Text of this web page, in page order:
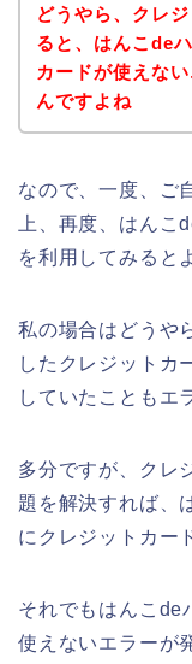
どうやら、クレ
ると、はんこde
カードが使えな
んですよね
なので、一度、ご
上、再度、はんこ
を利用してみると
私の場合はどうや
したクレジットカ
していたこともエ
多分ですが、クレ
題を解決すれば、
にクレジットカー
それでもはんこde
使えないエラーが